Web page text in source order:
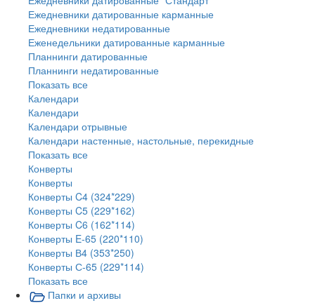
Ежедневники датированные карманные
Ежедневники недатированные
Еженедельники датированные карманные
Планнинги датированные
Планнинги недатированные
Показать все
Календари
Календари
Календари отрывные
Календари настенные, настольные, перекидные
Показать все
Конверты
Конверты
Конверты C4 (324*229)
Конверты C5 (229*162)
Конверты C6 (162*114)
Конверты E-65 (220*110)
Конверты В4 (353*250)
Конверты С-65 (229*114)
Показать все
Папки и архивы